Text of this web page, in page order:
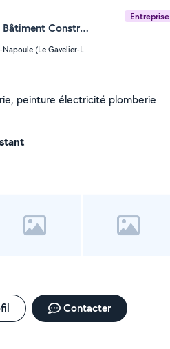
Entreprise
Provence, Bâtiment Construction
Mandelieu-la-Napoule (Le Gavelier-La Tour)
peinture électricité plomberie
Contacter